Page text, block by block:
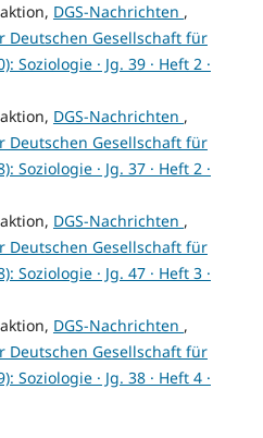
DGS-Nachrichten ,
Deutschen Gesellschaft für
Soziologie · Jg. 39 · Heft 2 ·
DGS-Nachrichten ,
Deutschen Gesellschaft für
Soziologie · Jg. 37 · Heft 2 ·
DGS-Nachrichten ,
Deutschen Gesellschaft für
Soziologie · Jg. 47 · Heft 3 ·
DGS-Nachrichten ,
Deutschen Gesellschaft für
Soziologie · Jg. 38 · Heft 4 ·